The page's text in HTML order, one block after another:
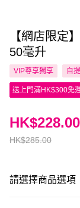
【網店限定
50毫升
VIP尊享獨享 自
送上門滿HK$300免
HK$285.00
HK$228.00
請選擇商品選項